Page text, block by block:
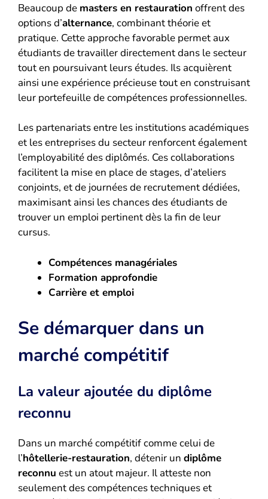
Beaucoup de masters en restauration offrent des
options d’alternance, combinant théorie et
pratique. Cette approche favorable permet aux
étudiants de travailler directement dans le secteur
tout en poursuivant leurs études. Ils acquièrent
ainsi une expérience précieuse tout en construisant
leur portefeuille de compétences professionnelles.
Les partenariats entre les institutions académiques
et les entreprises du secteur renforcent également
l’employabilité des diplômés. Ces collaborations
facilitent la mise en place de stages, d’ateliers
conjoints, et de journées de recrutement dédiées,
maximisant ainsi les chances des étudiants de
trouver un emploi pertinent dès la fin de leur
cursus.
Compétences managériales
Formation approfondie
Carrière et emploi
Se démarquer dans un
marché compétitif
La valeur ajoutée du diplôme
reconnu
Dans un marché compétitif comme celui de
l’hôtellerie-restauration, détenir un diplôme
reconnu est un atout majeur. Il atteste non
seulement des compétences techniques et